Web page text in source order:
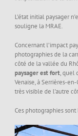
L’état initial paysager
souligne la MRAE.
Concernant l’impact
photographies de la
côté de la vallée du
paysager est fort, quel
Venaise, à Serrières-
très visible de l’autre
Ces photographies sont